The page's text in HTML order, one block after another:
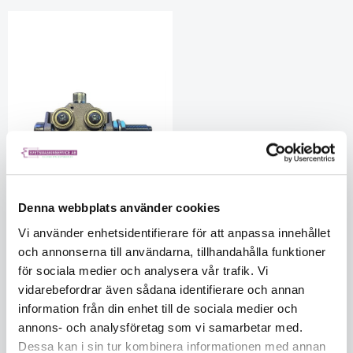
Denna webbplats använder cookies
Vi använder enhetsidentifierare för att anpassa innehållet
och annonserna till användarna, tillhandahålla funktioner
för sociala medier och analysera vår trafik. Vi
vidarebefordrar även sådana identifierare och annan
information från din enhet till de sociala medier och
annons- och analysföretag som vi samarbetar med.
Dessa kan i sin tur kombinera informationen med annan
WS3 Wire straightener
EWM09400845600000
I lager
1165
3 140